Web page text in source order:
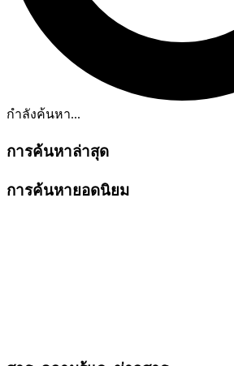
กำลังค้นหา...
การค้นหาล่าสุด
การค้นหายอดนิยม